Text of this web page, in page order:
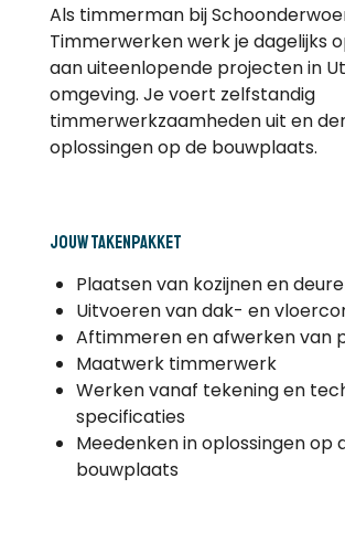
Als timmerman bij
Timmerwerken werk je dagelijks
aan uiteenlopende projecten in
omgeving. Je voert zelfstandig
timmerwerkzaamheden uit en
oplossingen op de bouwplaats.
Jouw takenpakket
Plaatsen van kozijnen en
Uitvoeren van dak- en
Aftimmeren en afwerken van
Maatwerk timmerwerk
Werken vanaf tekening en
specificaties
Meedenken in oplossingen op
bouwplaats